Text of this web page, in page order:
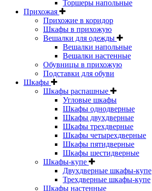
Торшеры напольные
Прихожая
Прихожие в коридор
Шкафы в прихожую
Вешалки для одежды
Вешалки напольные
Вешалки настенные
Обувницы в прихожую
Подставки для обуви
Шкафы
Шкафы распашные
Угловые шкафы
Шкафы однодверные
Шкафы двухдверные
Шкафы трехдверные
Шкафы четырехдверные
Шкафы пятидверные
Шкафы шестидверные
Шкафы-купе
Двухдверные шкафы-купе
Трехдверные шкафы-купе
Шкафы настенные